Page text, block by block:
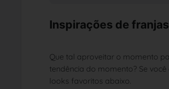
Inspirações de
Que tal aproveitar o momento
tendência do momento? Se
looks favoritos abaixo.